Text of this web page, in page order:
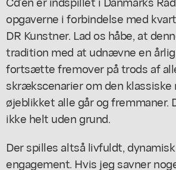
opgaverne i forbindelse med
DR Kunstner. Lad os håbe, at
tradition med at udnævne en
fortsætte fremover på trods af
skrækscenarier om den klassiske
øjeblikket alle går og fremmaner.
ikke helt uden grund.
Der spilles altså livfuldt,
engagement. Hvis jeg savner